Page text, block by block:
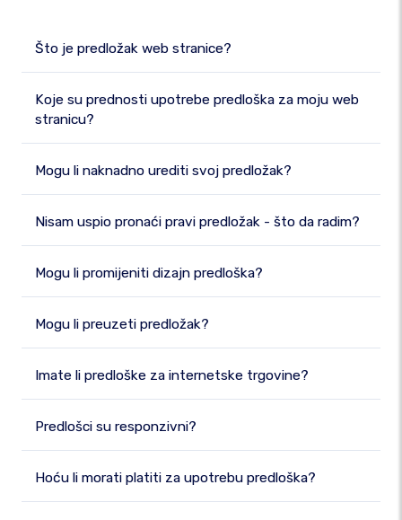
Što je predložak web stranice?
Koje su prednosti upotrebe predloška za moju web
stranicu?
Mogu li naknadno urediti svoj predložak?
Nisam uspio pronaći pravi predložak - što da radim?
Mogu li promijeniti dizajn predloška?
Mogu li preuzeti predložak?
Imate li predloške za internetske trgovine?
Predlošci su responzivni?
Hoću li morati platiti za upotrebu predloška?